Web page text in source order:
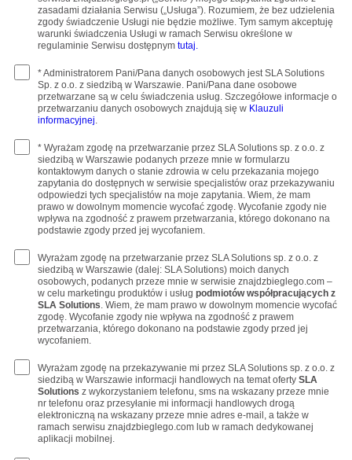
zasadami działania Serwisu („Usługa”). Rozumiem, że bez udzielenia
zgody świadczenie Usługi nie będzie możliwe. Tym samym akceptuję
warunki świadczenia Usługi w ramach Serwisu określone w
regulaminie Serwisu dostępnym tutaj.
* Administratorem Pani/Pana danych osobowych jest SLA Solutions
Sp. z o.o. z siedzibą w Warszawie. Pani/Pana dane osobowe
przetwarzane są w celu świadczenia usług. Szczegółowe informacje o
przetwarzaniu danych osobowych znajdują się w Klauzuli
informacyjnej.
* Wyrażam zgodę na przetwarzanie przez SLA Solutions sp. z o.o. z
siedzibą w Warszawie podanych przeze mnie w formularzu
kontaktowym danych o stanie zdrowia w celu przekazania mojego
zapytania do dostępnych w serwisie specjalistów oraz przekazywaniu
odpowiedzi tych specjalistów na moje zapytania. Wiem, że mam
prawo w dowolnym momencie wycofać zgodę. Wycofanie zgody nie
wpływa na zgodność z prawem przetwarzania, którego dokonano na
podstawie zgody przed jej wycofaniem.
Wyrażam zgodę na przetwarzanie przez SLA Solutions sp. z o.o. z
siedzibą w Warszawie (dalej: SLA Solutions) moich danych
osobowych, podanych przeze mnie w serwisie znajdzbieglego.com –
w celu marketingu produktów i usług podmiotów współpracujących z
SLA Solutions. Wiem, że mam prawo w dowolnym momencie wycofać
zgodę. Wycofanie zgody nie wpływa na zgodność z prawem
przetwarzania, którego dokonano na podstawie zgody przed jej
wycofaniem.
Wyrażam zgodę na przekazywanie mi przez SLA Solutions sp. z o.o. z
siedzibą w Warszawie informacji handlowych na temat oferty SLA
Solutions z wykorzystaniem telefonu, sms na wskazany przeze mnie
nr telefonu oraz przesyłanie mi informacji handlowych drogą
elektroniczną na wskazany przeze mnie adres e-mail, a także w
ramach serwisu znajdzbieglego.com lub w ramach dedykowanej
aplikacji mobilnej.